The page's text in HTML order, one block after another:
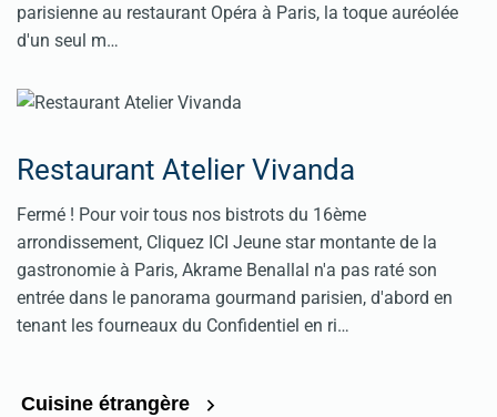
parisienne au restaurant Opéra à Paris, la toque auréolée
d'un seul m…
Restaurant Atelier Vivanda
Fermé ! Pour voir tous nos bistrots du 16ème
arrondissement, Cliquez ICI Jeune star montante de la
gastronomie à Paris, Akrame Benallal n'a pas raté son
entrée dans le panorama gourmand parisien, d'abord en
tenant les fourneaux du Confidentiel en ri…
Cuisine étrangère